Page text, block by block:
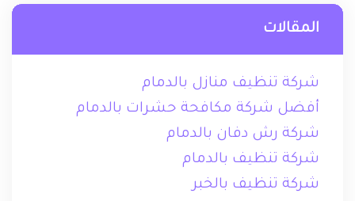
المقالات
شركة تنظيف منازل بالدمام
أفضل شركة مكافحة حشرات بالدمام
شركة رش دفان بالدمام
شركة تنظيف بالدمام
شركة تنظيف بالخبر